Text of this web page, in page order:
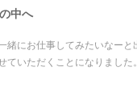
中へ
緒にお仕事してみたいなー
ていただくことになりまし